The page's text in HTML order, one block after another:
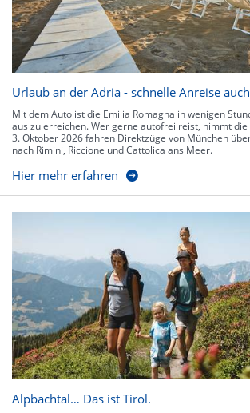
Urlaub an der Adria - schnelle Anreise
Mit dem Auto ist die Emilia Romagna in wenigen
aus zu erreichen. Wer gerne autofrei reist, nimmt die
3. Oktober 2026 fahren Direktzüge von München
nach Rimini, Riccione und Cattolica ans Meer.
Hier mehr erfahren
Alpbachtal… Das ist Tirol.